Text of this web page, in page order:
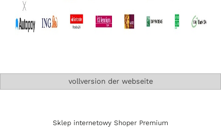
vollversion der webseite
Sklep internetowy Shoper Premium